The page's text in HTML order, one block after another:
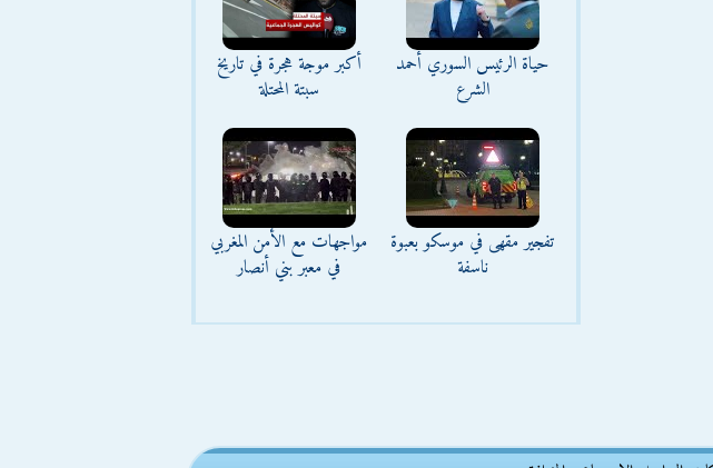
حياة الرئيس السوري أحمد
الشرع
أكبر موجة هجرة في تاريخ
سبتة المحتلة
تفجير مقهى في موسكو بعبوة
ناسفة
مواجهات مع الأمن المغربي
في معبر بني أنصار